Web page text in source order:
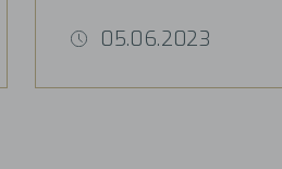
05.06.2023